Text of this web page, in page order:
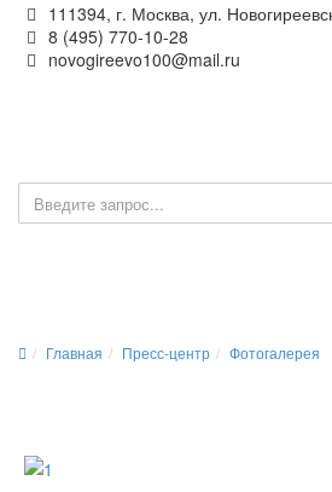
111394, г. Москва, ул.
8 (495) 770-10-28
novogireevo100@mail.ru
Главная Пресс-центр Фотогалерея